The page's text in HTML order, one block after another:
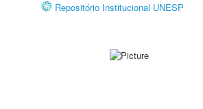
Repositório Institucional UNESP